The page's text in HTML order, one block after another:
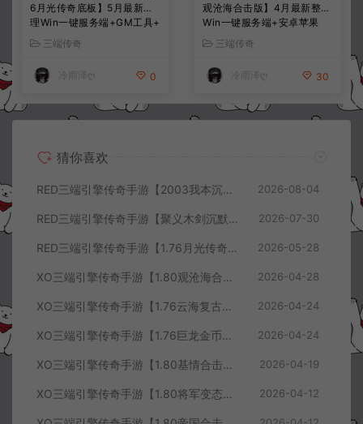
6月光传奇底板】5月最新整
理Win一键服务端+GM工具+
PC安卓苹果+详细搭建教程
三端传奇
冷雨泽ღ 0
观沧海合击版】4月最新整理
Win一键服务端+安卓苹果
+详细搭建教程
三端传奇
冷雨泽ღ 30
猜你喜欢
RED三端引擎传奇手游【2003我本沉默三职业】8月最新整理Win一键服务端+PC安卓+详细搭建教程 2026-08-04
RED三端引擎传奇手游【聚义木剑沉默高仿嘟嘟沉默】7月最新整理Win一键服务端+PC安卓苹果+详细搭建教程 2026-07-30
RED三端引擎传奇手游【1.76月光传奇底板】5月最新整理Win一键服务端+GM工具+PC安卓苹果+详细搭建教程 2026-05-28
XO三端引擎传奇手游【1.80观沧海合击版】4月最新整理Win一键服务端+安卓苹果+详细搭建教程 2026-04-28
XO三端引擎传奇手游【1.76云海复古传奇】4月最新整理Win一键服务端+PC安卓苹果+详细搭建教程+视频教程 2026-04-24
XO三端引擎传奇手游【1.76巨龙金币合击版】4月最新整理Win一键服务端+PC安卓苹果+详细搭建教程+视频教程 2026-04-24
XO三端引擎传奇手游【1.80基情合击版】4月最新整理Win一键服务端+PC安卓苹果+详细搭建教程+视频教程 2026-04-19
XO三端引擎传奇手游【1.80将军变态合击版】4月最新整理Win一键服务端+PC安卓苹果+详细搭建教程+视频教程 2026-04-12